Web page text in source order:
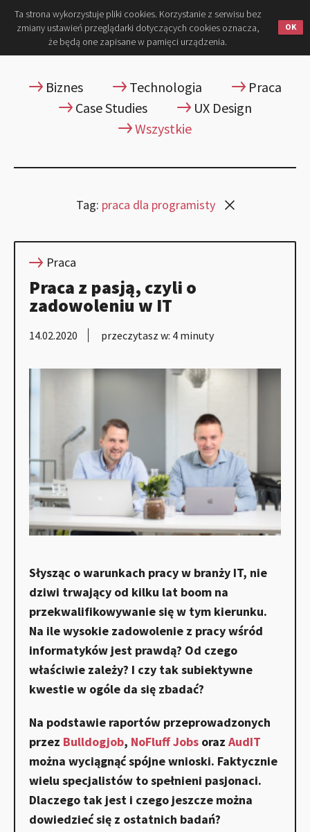
Ta strona wykorzystuje pliki cookies. Korzystanie z serwisu bez
zmiany ustawień przeglądarki dotyczących cookies oznacza,
że będą one zapisane w pamięci urządzenia.
Biznes Technologia
Praca
Case Studies
UX Design
Wszystkie
Tag: praca dla programisty
Praca
Praca z pasją, czyli o
zadowoleniu w IT
14.02.2020 przeczytasz w: 4 minuty
Słysząc o warunkach pracy w branży IT, nie
dziwi trwający od kilku lat boom na
przekwalifikowywanie się w tym kierunku.
Na ile wysokie zadowolenie z pracy wśród
informatyków jest prawdą? Od czego
właściwie zależy? I czy tak subiektywne
kwestie w ogóle da się zbadać?
Na podstawie raportów przeprowadzonych
przez Bulldogjob, NoFluff Jobs oraz AudIT
można wyciągnąć spójne wnioski. Faktycznie
wielu specjalistów to spełnieni pasjonaci.
Dlaczego tak jest i czego jeszcze można
dowiedzieć się z ostatnich badań?